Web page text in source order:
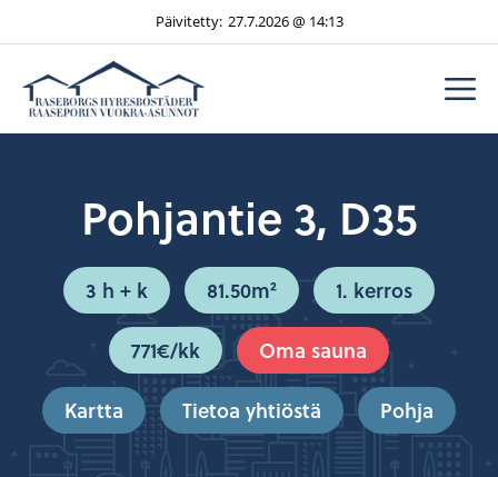
sisältöön
27.7.2026 @ 14:13
Päivitetty:
Pohjantie 3, D35
3 h + k 81.50m²
1. kerros
771€/kk
Oma sauna
Kartta
Tietoa yhtiöstä Pohja